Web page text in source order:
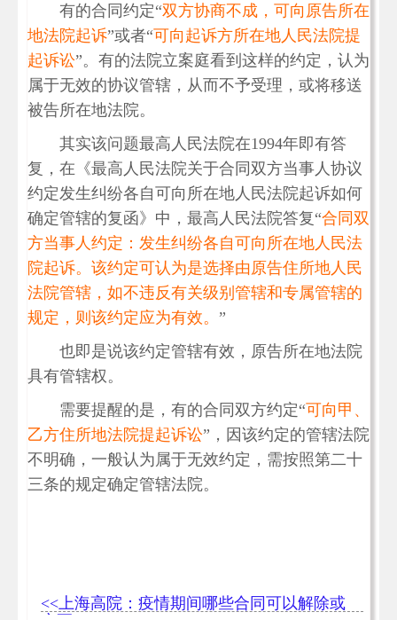
有的合同约定“双方协商不成，可向原告所在
地法院起诉”或者“可向起诉方所在地人民法院提
起诉讼”。有的法院立案庭看到这样的约定，认为
属于无效的协议管辖，从而不予受理，或将移送
被告所在地法院。
其实该问题最高人民法院在1994年即有答
复，在《最高人民法院关于合同双方当事人协议
约定发生纠纷各自可向所在地人民法院起诉如何
确定管辖的复函》中，最高人民法院答复“合同双
方当事人约定：发生纠纷各自可向所在地人民法
院起诉。该约定可认为是选择由原告住所地人民
法院管辖，如不违反有关级别管辖和专属管辖的
规定，则该约定应为有效。 ”
也即是说该约定管辖有效，原告所在地法院
具有管辖权。
需要提醒的是，有的合同双方约定“可向甲、
乙方住所地法院提起诉讼”，因该约定的管辖法院
不明确，一般认为属于无效约定，需按照第二十
三条的规定确定管辖法院。
<<上海高院：疫情期间哪些合同可以解除或